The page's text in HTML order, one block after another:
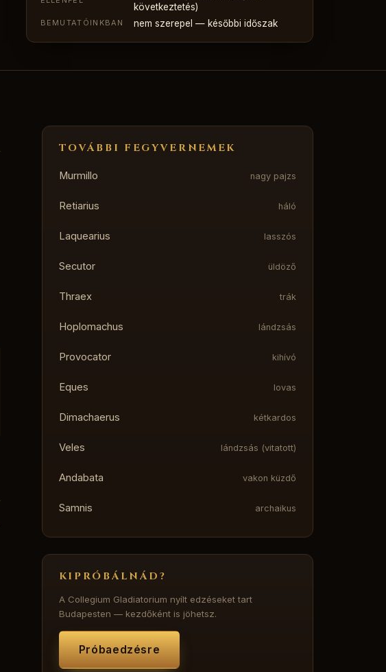
következtetés)
BEMUTATÓINKBAN nem szerepel — későbbi időszak
TOVÁBBI FEGYVERNEMEK
Murmillo nagy pajzs
Retiarius háló
Laquearius lasszós
Secutor üldöző
Thraex trák
Hoplomachus lándzsás
Provocator kihívó
Eques lovas
Dimachaerus kétkardos
Veles lándzsás (vitatott)
Andabata vakon küzdő
Samnis archaikus
KIPRÓBÁLNÁD?
A Collegium Gladiatorium nyílt edzéseket tart
Budapesten — kezdőként is jöhetsz.
Próbaedzésre